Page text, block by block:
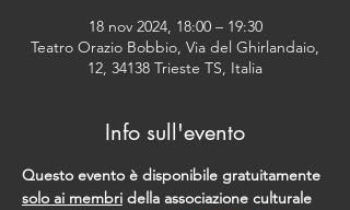
18 nov 2024, 18:00 – 19:30
Teatro Orazio Bobbio, Via del Ghirlandaio,
12, 34138 Trieste TS, Italia
Info sull'evento
Questo evento è disponibile gratuitamente
solo ai membri della associazione culturale